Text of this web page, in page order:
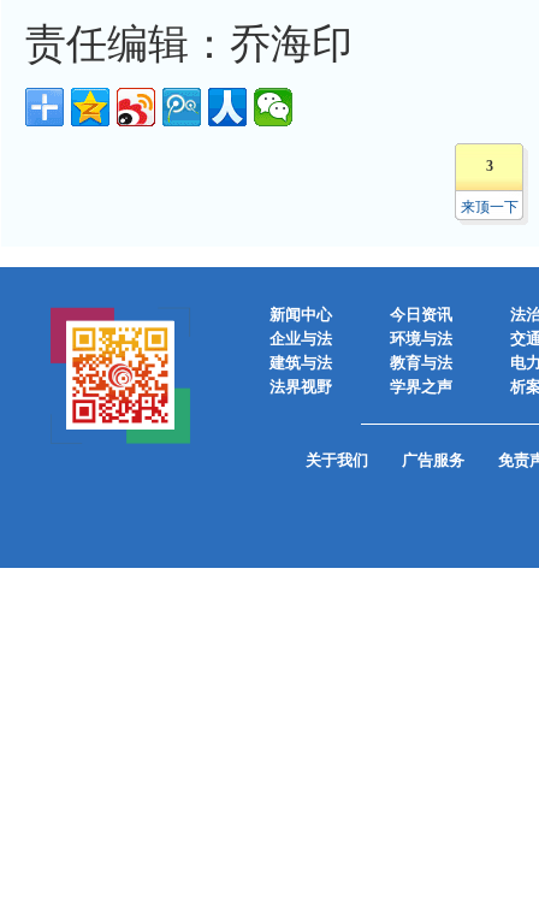
责任编辑：乔海印
3
来顶一下
新闻中心 今日资讯
法
企业与法
环境与法
交
建筑与法
教育与法
电
法界视野
学界之声 析
关于我们 广告服务 免责